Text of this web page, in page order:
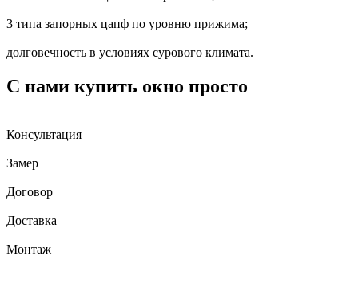
3 типа запорных цапф по уровню прижима;
долговечность в условиях сурового климата.
С нами купить окно просто
Консультация
Замер
Договор
Доставка
Монтаж